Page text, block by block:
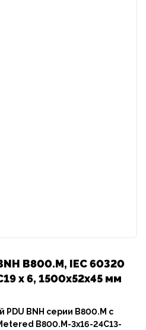
B800.M, IEC 60320
х 6, 1500х52х45 мм
BNH серии B800.M с
B800.M-3x16-24C13-